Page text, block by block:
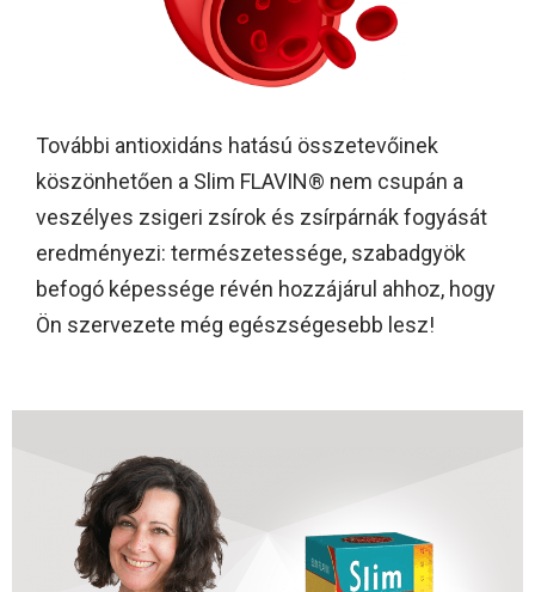
További antioxidáns hatású összetevőinek
köszönhetően a Slim FLAVIN® nem csupán a
veszélyes zsigeri zsírok és zsírpárnák fogyását
eredményezi: természetessége, szabadgyök
befogó képessége révén hozzájárul ahhoz, hogy
Ön szervezete még egészségesebb lesz!